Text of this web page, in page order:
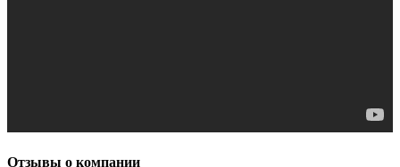
Отзывы о компании